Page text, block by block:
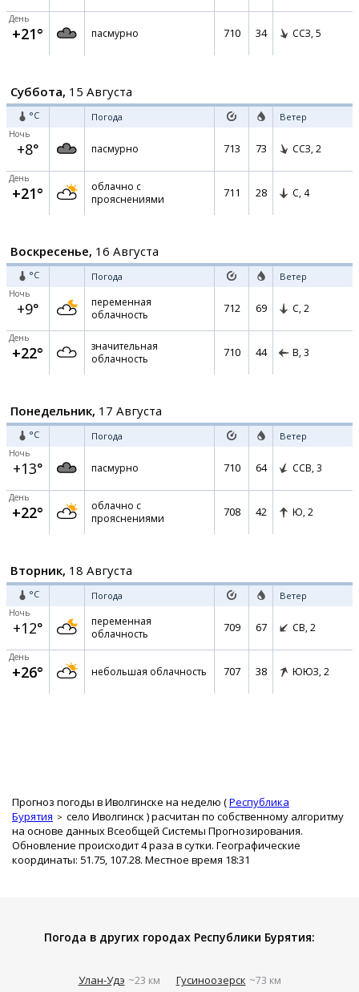
День
+21° пасмурно 710 34 ССЗ, 5
Суббота, 15 Августа
°C Погода Ветер
Ночь
+8° пасмурно 713 73 ССЗ, 2
День
+21°
облачно с
прояснениями
711 28 С, 4
Воскресенье, 16 Августа
°C Погода Ветер
Ночь
+9°
переменная
облачность
712 69 С, 2
День
+22°
значительная
облачность
710 44 В, 3
Понедельник, 17 Августа
°C Погода Ветер
Ночь
+13° пасмурно 710 64 ССВ, 3
День
+22°
облачно с
прояснениями
708 42 Ю, 2
Вторник, 18 Августа
°C Погода Ветер
Ночь
+12°
переменная
облачность
709 67 СВ, 2
День
+26° небольшая облачность 707 38 ЮЮЗ, 2
Прогноз погоды в Иволгинске на неделю (Республика
Бурятия
село Иволгинск ) расчитан по собственному алгоритму
на основе данных Всеобщей Системы Прогнозирования.
Обновление происходит 4 раза в сутки. Географические
координаты: 51.75, 107.28. Местное время 18:31
Погода в других городах Республики Бурятия:
Улан-Удэ ~23 км Гусиноозерск ~73 км